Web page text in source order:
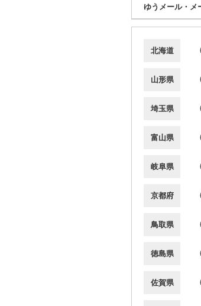
ゆうメール・メ
北海道
山形県
埼玉県
富山県
岐阜県
京都府
鳥取県
徳島県
佐賀県